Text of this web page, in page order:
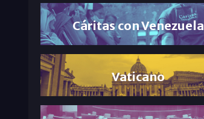
Cáritas con Venezuela
Vaticano